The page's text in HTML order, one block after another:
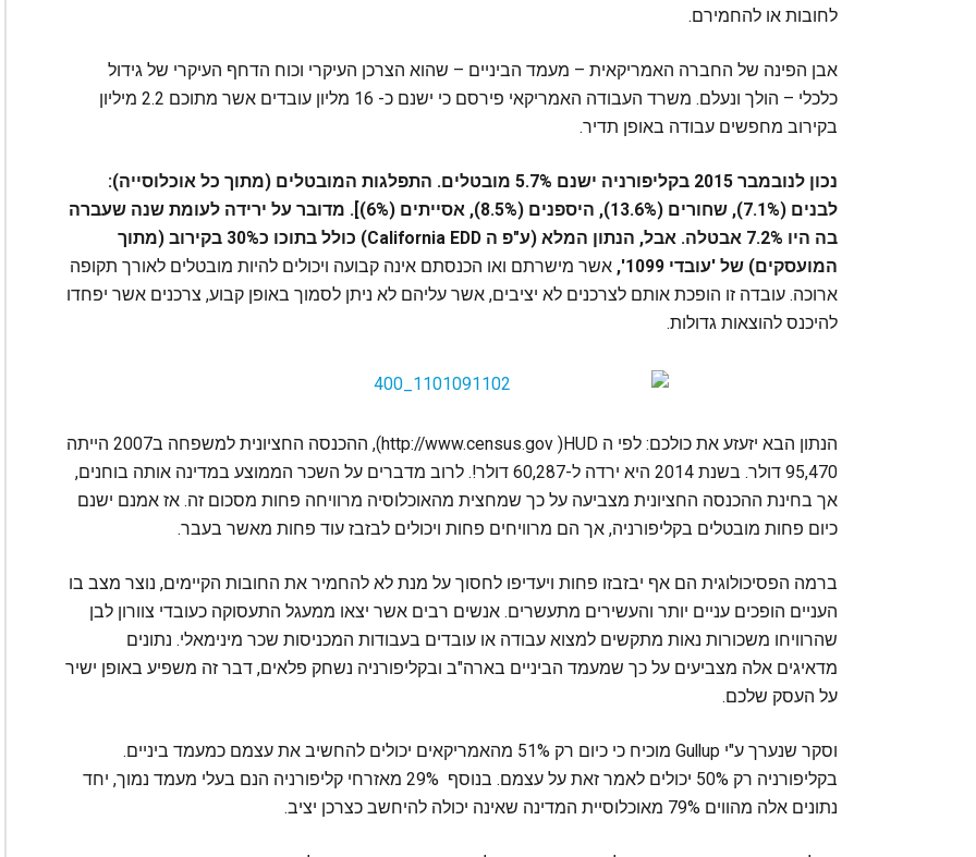
לחובות או להחמירם.
אבן הפינה של החברה האמריקאית – מעמד הביניים – שהוא הצרכן העיקרי וכוח הדחף העיקרי של גידול
כלכלי – הולך ונעלם. משרד העבודה האמריקאי פירסם כי ישנם כ- 16 מליון עובדים אשר מתוכם 2.2 מיליון
בקירוב מחפשים עבודה באופן תדיר.
נכון לנובמבר 2015 בקליפורניה ישנם 5.7% מובטלים. התפלגות המובטלים (מתוך כל אוכלוסייה):
לבנים (7.1%), שחורים (13.6%), היספנים (8.5%), אסייתים (6%)]. מדובר על ירידה לעומת שנה שעברה
בה היו 7.2% אבטלה. אבל, הנתון המלא (ע"פ ה ‪California EDD‬) כולל בתוכו כ30% בקירוב (מתוך
המועסקים) של 'עובדי ‪'1099‬,
אשר מישרתם ואו הכנסתם אינה קבועה ויכולים להיות מובטלים לאורך תקופה
ארוכה. עובדה זו הופכת אותם לצרכנים לא יציבים, אשר עליהם לא ניתן לסמוך באופן קבוע, צרכנים אשר יפחדו
להיכנס להוצאות גדולות.
הנתון הבא יזעזע את כולכם: לפי ה ‪(http://www.census.gov )HUD‬, ההכנסה החציונית למשפחה ב2007 הייתה
95,470 דולר. בשנת 2014 היא ירדה ל-60,287 דולר!. לרוב מדברים על השכר הממוצע במדינה אותה בוחנים,
אך בחינת ההכנסה החציונית מצביעה על כך שמחצית מהאוכלוסיה מרוויחה פחות מסכום זה. אז אמנם ישנם
כיום פחות מובטלים בקליפורניה, אך הם מרוויחים פחות ויכולים לבזבז עוד פחות מאשר בעבר.
ברמה הפסיכולוגית הם אף יבזבזו פחות ויעדיפו לחסוך על מנת לא להחמיר את החובות הקיימים, נוצר מצב בו
העניים הופכים עניים יותר והעשירים מתעשרים. אנשים רבים אשר יצאו ממעגל התעסוקה כעובדי צוורון לבן
שהרוויחו משכורות נאות מתקשים למצוא עבודה או עובדים בעבודות המכניסות שכר מינימאלי. נתונים
מדאיגים אלה מצביעים על כך שמעמד הביניים בארה"ב ובקליפורניה נשחק פלאים, דבר זה משפיע באופן ישיר
על העסק שלכם.
וסקר שנערך ע"י ‪Gullup‬ מוכיח כי כיום רק 51% מהאמריקאים יכולים להחשיב את עצמם כמעמד ביניים.
בקליפורניה רק 50% יכולים לאמר זאת על עצמם. בנוסף 29% מאזרחי קליפורניה הנם בעלי מעמד נמוך, יחד
נתונים אלה מהווים 79% מאוכלוסיית המדינה שאינה יכולה להיחשב כצרכן יציב.